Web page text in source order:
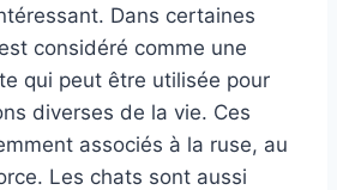
Dans certaines
considéré comme une
qui peut être utilisée pour
diverses de la vie. Ces
associés à la ruse, au
Les chats sont aussi